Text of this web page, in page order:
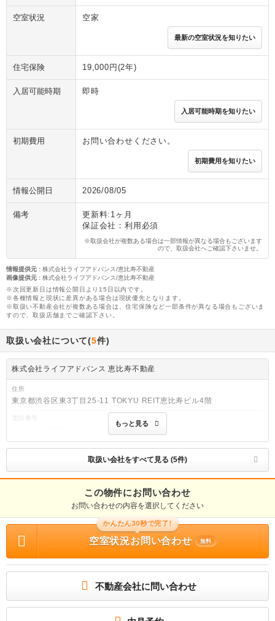
空室状況 空家
最新の空室状況を知りたい
住宅保険 19,000円(2年)
入居可能時期 即時
入居可能時期を知りたい
初期費用 お問い合わせください。
初期費用を知りたい
情報公開日 2026/08/05
備考
更新料:1ヶ月
保証会社：利用必須
※取扱会社が複数ある場合は一部情報が異なる場合もございます
ので、取扱会社へご確認下さいませ。
情報提供元 : 株式会社ライフアドバンス/恵比寿不動産
画像提供元 : 株式会社ライフアドバンス/恵比寿不動産
※次回更新日は情報公開日より15日以内です。
※各種情報と現状に差異がある場合は現状優先となります。
※取扱い不動産会社が複数ある場合は、住宅保険など一部条件が異なる場合もございま
すので、取扱店舗までご確認下さい。
取扱い会社について(5件)
株式会社ライフアドバンス 恵比寿不動産
住所
東京都渋谷区東3丁目25-11 TOKYU REIT恵比寿ビル4階
電話番号
免許番号
東京都知事免許(2)第97301号
取引態様
R01570-171917
※お問い合わせの際には、担当者へ物件管理番号をお伝えください。
物件に関する情報
物件の所在地 : 東京都新宿区市谷甲良町2-17 / 交通の利便 : 東京都大江戸線/牛込柳
町 徒歩3分、東京都大江戸線/牛込神楽坂 徒歩8分、東京地下鉄東西線/神楽坂 徒歩1
費等 : 2.0万円 / 礼金等 : 無料 / 敷金 : 無料、保証金等 : －、 償却、敷引 : － / 住
宅総合保険等の損害保険料 : 19,000円(2年) / その他 : 更新料:1ヶ月 保証会社：利
用必須 / 駐車場 : 無し
もっと見る
取扱い会社をすべて見る (5件)
この物件にお問い合わせ
お問い合わせの内容を選択してください
かんたん30秒で完了!
空室状況お問い合わせ 無料
不動産会社に問い合わせ